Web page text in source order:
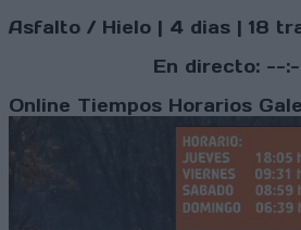
Asfalto / Hielo | 4 dias | 18
En directo: --
Online Tiempos Horarios